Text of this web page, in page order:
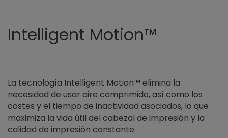
Intelligent Motion™
La tecnología Intelligent Motion™ elimina la
necesidad de usar aire comprimido, así como los
costes y el tiempo de inactividad asociados, lo que
maximiza la vida útil del cabezal de impresión y la
calidad de impresión constante.